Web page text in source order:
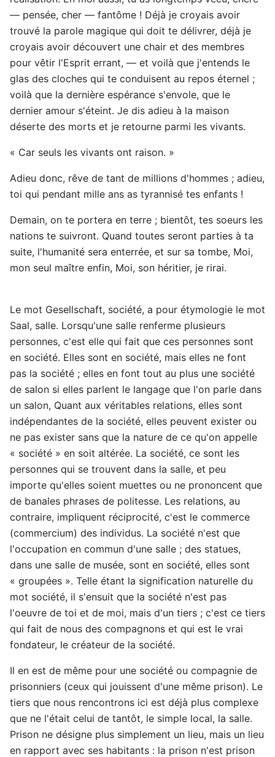
— pensée, cher — fantôme ! Déjà je croyais avoir
trouvé la parole magique qui doit te délivrer, déjà je
croyais avoir découvert une chair et des membres
pour vêtir l'Esprit errant, — et voilà que j'entends le
glas des cloches qui te conduisent au repos éternel ;
voilà que la dernière espérance s'envole, que le
dernier amour s'éteint. Je dis adieu à la maison
déserte des morts et je retourne parmi les vivants.
« Car seuls les vivants ont raison. »
Adieu donc, rêve de tant de millions d'hommes ; adieu,
toi qui pendant mille ans as tyrannisé tes enfants !
Demain, on te portera en terre ; bientôt, tes soeurs les
nations te suivront. Quand toutes seront parties à ta
suite, l'humanité sera enterrée, et sur sa tombe, Moi,
mon seul maître enfin, Moi, son héritier, je rirai.
Le mot Gesellschaft, société, a pour étymologie le mot
Saal, salle. Lorsqu'une salle renferme plusieurs
personnes, c'est elle qui fait que ces personnes sont
en société. Elles sont en société, mais elles ne font
pas la société ; elles en font tout au plus une société
de salon si elles parlent le langage que l'on parle dans
un salon, Quant aux véritables relations, elles sont
indépendantes de la société, elles peuvent exister ou
ne pas exister sans que la nature de ce qu'on appelle
« société » en soit altérée. La société, ce sont les
personnes qui se trouvent dans la salle, et peu
importe qu'elles soient muettes ou ne prononcent que
de banales phrases de politesse. Les relations, au
contraire, impliquent réciprocité, c'est le commerce
(commercium) des individus. La société n'est que
l'occupation en commun d'une salle ; des statues,
dans une salle de musée, sont en société, elles sont
« groupées ». Telle étant la signification naturelle du
mot société, il s'ensuit que la société n'est pas
l'oeuvre de toi et de moi, mais d'un tiers ; c'est ce tiers
qui fait de nous des compagnons et qui est le vrai
fondateur, le créateur de la société.
Il en est de même pour une société ou compagnie de
prisonniers (ceux qui jouissent d'une même prison). Le
tiers que nous rencontrons ici est déjà plus complexe
que ne l'était celui de tantôt, le simple local, la salle.
Prison ne désigne plus simplement un lieu, mais un lieu
en rapport avec ses habitants : la prison n'est prison